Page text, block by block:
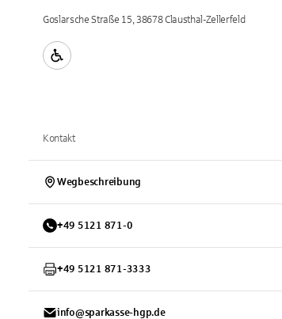
Goslarsche Straße 15, 38678 Clausthal-Zellerfeld
Kontakt
Wegbeschreibung
+49 5121 871-0
+49 5121 871-3333
info@sparkasse-hgp.de